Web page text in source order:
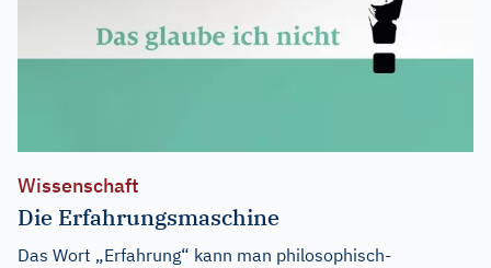
Wissenschaft
Die Erfahrungsmaschine
Das Wort „Erfahrung“ kann man philosophisch-